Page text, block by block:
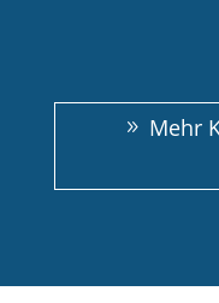
Mehr